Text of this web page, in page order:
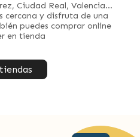
Ciudad Real, Valencia...
cercana y disfruta de una
puedes comprar online
en tienda